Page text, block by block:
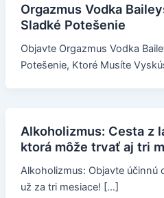
Orgazmus Vodka
Sladké Potešenie
Objavte Orgazmus Vodka
Potešenie, Ktoré Musíte
Alkoholizmus: Cesta z
ktorá môže trvať aj tri
Alkoholizmus: Objavte účinnú
už za tri mesiace! […]